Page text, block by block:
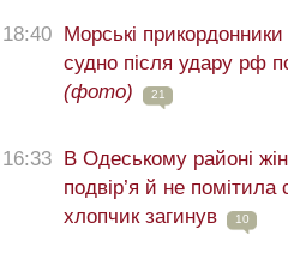
18:40 Морські
судно після удару рф
(фото)
21
16:33 В Одеському районі
подвір’я й не помітила
хлопчик загинув
10